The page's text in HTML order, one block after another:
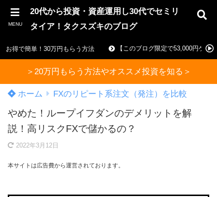
MENU
20代から投資・資産運用し30代でセミリ
タイア！タクスズキのブログ
お得で簡単！30万円もらう方法 【このブログ限定で53,000円ゲッ
＞20万円もらう方法やオススメ投資を知る＞
ホーム FXのリピート系注文（発注）を比較
やめた！ループイフダンのデメリットを解
説！高リスクFXで儲かるの？
2022年3月12日
本サイトは広告費から運営されております。